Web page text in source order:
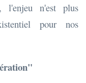
, l'enjeu n'est plus
pour nos